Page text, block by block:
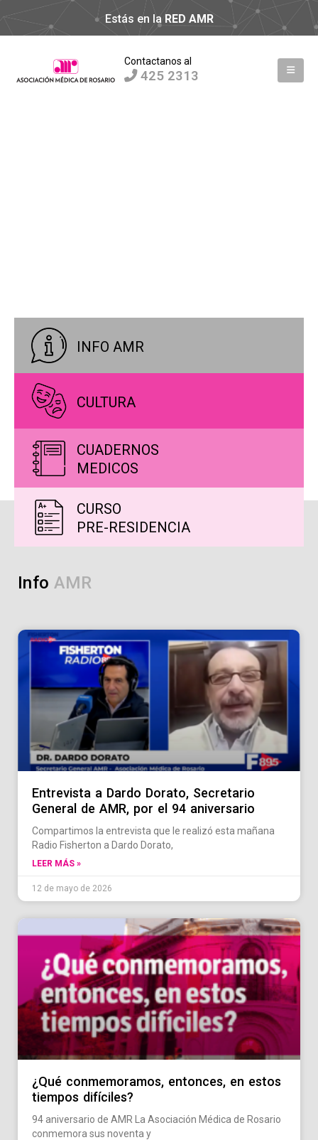
Estás en la RED AMR
Contactanos al
425 2313
INFO AMR
CULTURA
CUADERNOS
MEDICOS
CURSO
PRE-RESIDENCIA
Info AMR
Entrevista a Dardo Dorato, Secretario
General de AMR, por el 94 aniversario
Compartimos la entrevista que le realizó esta mañana
Radio Fisherton a Dardo Dorato,
LEER MÁS »
12 de mayo de 2026
¿Qué conmemoramos, entonces, en estos
tiempos difíciles?
94 aniversario de AMR La Asociación Médica de Rosario
conmemora sus noventa y